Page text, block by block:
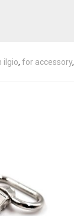
ilgio, for accessory,